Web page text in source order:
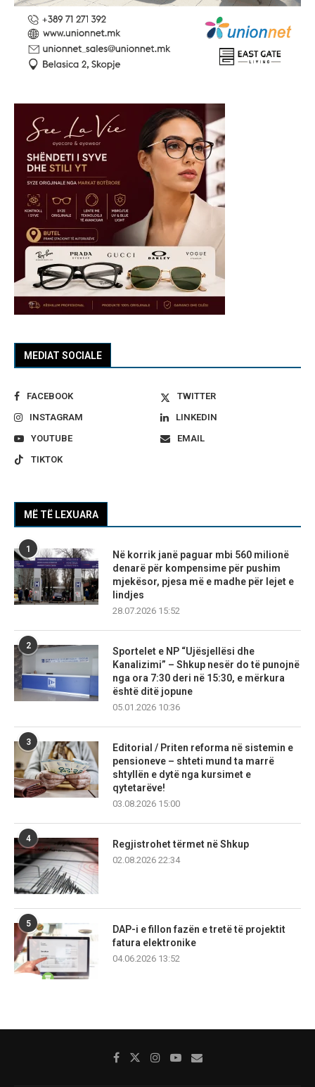
MEDIAT SOCIALE
FACEBOOK
TWITTER
INSTAGRAM
LINKEDIN
YOUTUBE
EMAIL
TIKTOK
MË TË LEXUARA
1
Në korrik janë paguar mbi 560 milionë
denarë për kompensime për pushim
mjekësor, pjesa më e madhe për lejet e
lindjes
28.07.2026 15:52
2
Sportelet e NP “Ujësjellësi dhe
Kanalizimi” – Shkup nesër do të punojnë
nga ora 7:30 deri në 15:30, e mërkura
është ditë jopune
05.01.2026 10:36
3
Editorial / Priten reforma në sistemin e
pensioneve – shteti mund ta marrë
shtyllën e dytë nga kursimet e
qytetarëve!
03.08.2026 15:00
4
Regjistrohet tërmet në Shkup
02.08.2026 22:34
5
DAP-i e fillon fazën e tretë të projektit
fatura elektronike
04.06.2026 13:52